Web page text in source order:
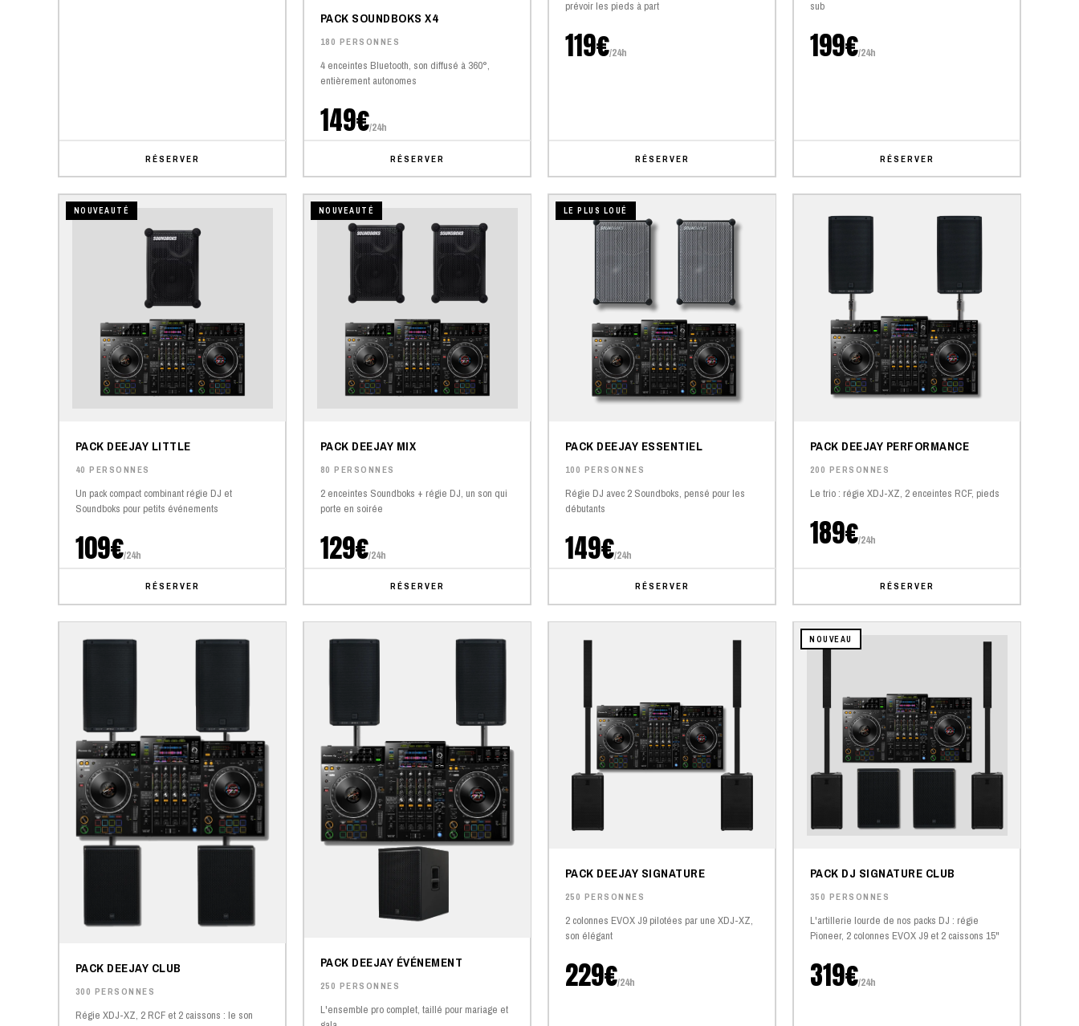
RÉSERVER
PACK SOUNDBOKS X4
180 PERSONNES
4 enceintes Bluetooth, son diffusé à 360°,
entièrement autonomes
149€/24h
RÉSERVER
prévoir les pieds à part
119€/24h
RÉSERVER
sub
199€/24h
RÉSERVER
NOUVEAUTÉ
PACK DEEJAY LITTLE
40 PERSONNES
Un pack compact combinant régie DJ et
Soundboks pour petits événements
109€/24h
RÉSERVER
NOUVEAUTÉ
PACK DEEJAY MIX
80 PERSONNES
2 enceintes Soundboks + régie DJ, un son qui
porte en soirée
129€/24h
RÉSERVER
LE PLUS LOUÉ
PACK DEEJAY ESSENTIEL
100 PERSONNES
Régie DJ avec 2 Soundboks, pensé pour les
débutants
149€/24h
RÉSERVER
PACK DEEJAY PERFORMANCE
200 PERSONNES
Le trio : régie XDJ-XZ, 2 enceintes RCF, pieds
189€/24h
RÉSERVER
PACK DEEJAY CLUB
300 PERSONNES
Régie XDJ-XZ, 2 RCF et 2 caissons : le son
PACK DEEJAY ÉVÉNEMENT
250 PERSONNES
L'ensemble pro complet, taillé pour mariage et
PACK DEEJAY SIGNATURE
250 PERSONNES
2 colonnes EVOX J9 pilotées par une XDJ-XZ,
son élégant
229€/24h
NOUVEAU
PACK DJ SIGNATURE CLUB
350 PERSONNES
L'artillerie lourde de nos packs DJ : régie
Pioneer, 2 colonnes EVOX J9 et 2 caissons 15"
319€/24h